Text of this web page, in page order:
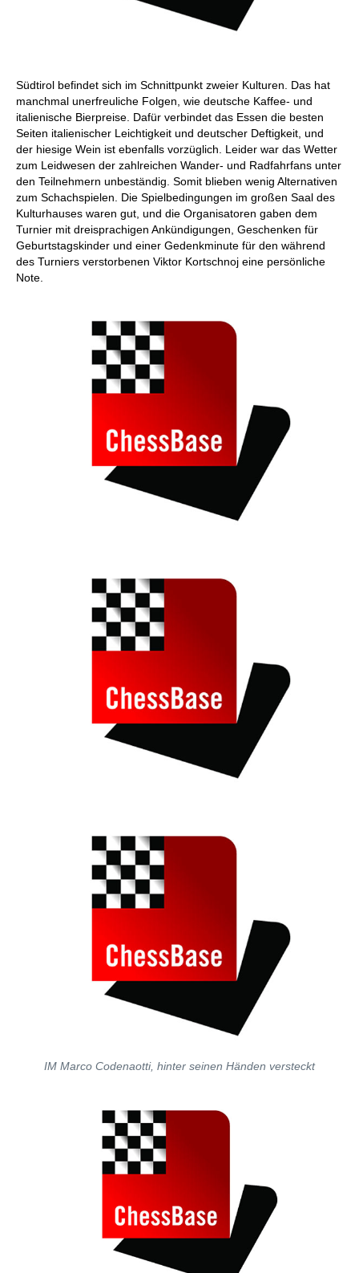
Südtirol befindet sich im Schnittpunkt zweier Kulturen. Das hat
manchmal unerfreuliche Folgen, wie deutsche Kaffee- und
italienische Bierpreise. Dafür verbindet das Essen die besten
Seiten italienischer Leichtigkeit und deutscher Deftigkeit, und
der hiesige Wein ist ebenfalls vorzüglich. Leider war das Wetter
zum Leidwesen der zahlreichen Wander- und Radfahrfans unter
den Teilnehmern unbeständig. Somit blieben wenig Alternativen
zum Schachspielen. Die Spielbedingungen im großen Saal des
Kulturhauses waren gut, und die Organisatoren gaben dem
Turnier mit dreisprachigen Ankündigungen, Geschenken für
Geburtstagskinder und einer Gedenkminute für den während
des Turniers verstorbenen Viktor Kortschnoj eine persönliche
Note.
IM Marco Codenaotti, hinter seinen Händen versteckt